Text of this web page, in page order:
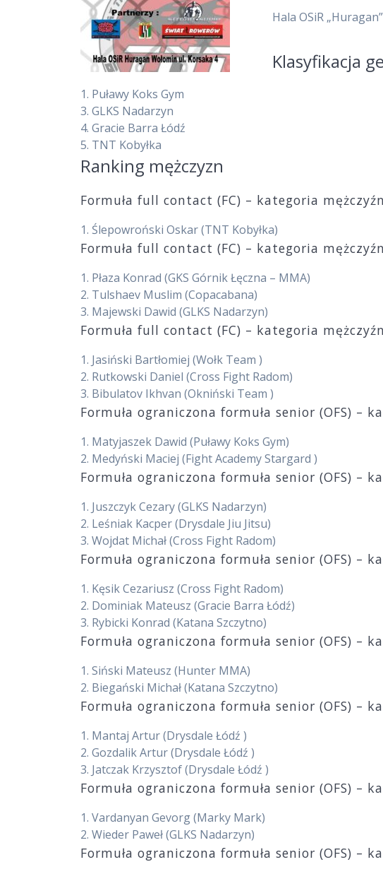
Hala OSiR
Klasyfikacja
1. Puławy Koks Gym
3.GLKS Nadarzyn
4.Gracie Barra Łódź
5. TNT Kobyłka
Ranking mężczyzn
Formuła full contact (FC) – kategoria
1. Ślepowroński Oskar(TNT Kobyłka)
Formuła full contact (FC) – kategoria
1. Płaza Konrad(GKS Górnik Łęczna – MMA)
2. Tulshaev Muslim(Copacabana)
3. Majewski Dawid(GLKS Nadarzyn)
Formuła full contact (FC) – kategoria
1. Jasiński Bartłomiej(Wołk Team )
2. Rutkowski Daniel(Cross Fight Radom)
3. Bibulatov Ikhvan(Okniński Team )
Formuła ograniczona formuła senior (OFS) –
1. Matyjaszek Dawid(Puławy Koks Gym)
2. Medyński Maciej(Fight Academy Stargard )
Formuła ograniczona formuła senior (OFS) –
1. Juszczyk Cezary(GLKS Nadarzyn)
2. Leśniak Kacper(Drysdale Jiu Jitsu)
3.Wojdat Michał(Cross Fight Radom)
Formuła ograniczona formuła senior (OFS) –
1. Kęsik Cezariusz(Cross Fight Radom)
2. Dominiak Mateusz(Gracie Barra Łódź)
3. Rybicki Konrad(Katana Szczytno)
Formuła ograniczona formuła senior (OFS) –
1.Siński Mateusz(Hunter MMA)
2. Biegański Michał(Katana Szczytno)
Formuła ograniczona formuła senior (OFS) –
1. Mantaj Artur(Drysdale Łódź )
2.Gozdalik Artur(Drysdale Łódź )
3. Jatczak Krzysztof(Drysdale Łódź )
Formuła ograniczona formuła senior (OFS) –
1.Vardanyan Gevorg(Marky Mark)
2.Wieder Paweł(GLKS Nadarzyn)
Formuła ograniczona formuła senior (OFS) –